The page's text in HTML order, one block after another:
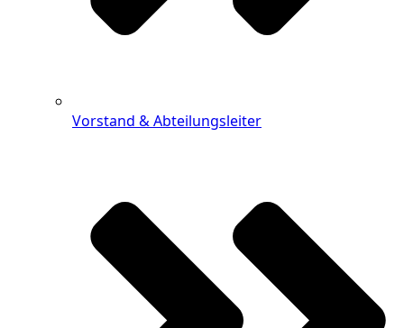
Vorstand & Abteilungsleiter